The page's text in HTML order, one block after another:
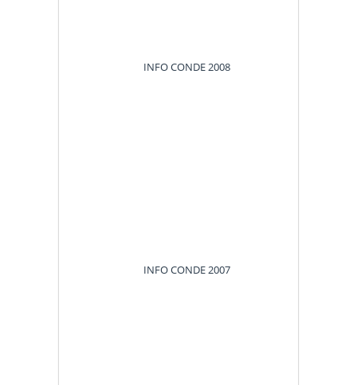
INFO CONDE 2008
INFO CONDE 2007